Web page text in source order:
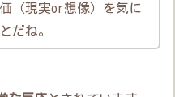
（現実or想像）を気に
だね。